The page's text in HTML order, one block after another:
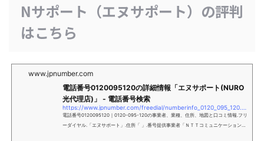
Nサポート（エヌサポート）の評判
はこちら
www.jpnumber.com
電話番号0120095120の詳細情報「エヌサポート(NURO
光代理店)」 - 電話番号検索
電話番号0120095120｜0120-095-120の事業者、業種、住所、地図と口コミ情報.フリ
ーダイヤル.「エヌサポート」.住所「 」.番号提供事業者「ＮＴＴコミュニケーション